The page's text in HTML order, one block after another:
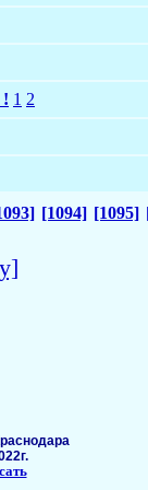
! 1 2
[1094] [1095]